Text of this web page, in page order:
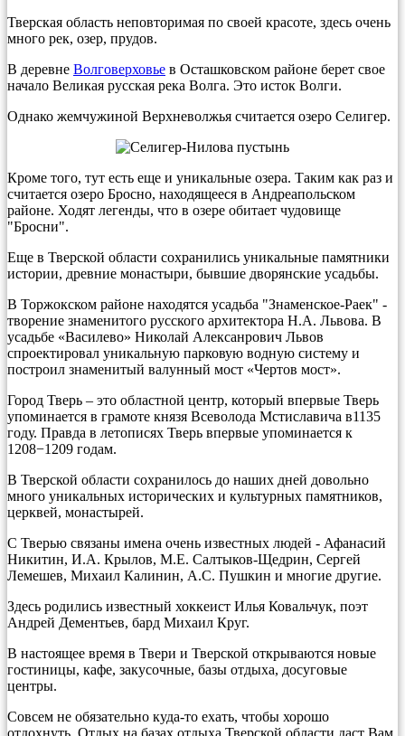
Тверская область неповторимая по своей красоте, здесь очень
много рек, озер, прудов.
В деревне Волговерховье в Осташковском районе берет свое
начало Великая русская река Волга. Это исток Волги.
Однако жемчужиной Верхневолжья считается озеро Селигер.
Кроме того, тут есть еще и уникальные озера. Таким как раз и
считается озеро Бросно, находящееся в Андреапольском
районе. Ходят легенды, что в озере обитает чудовище
"Бросни".
Еще в Тверской области сохранились уникальные памятники
истории, древние монастыри, бывшие дворянские усадьбы.
В Торжокском районе находятся усадьба "Знаменское-Раек" -
творение знаменитого русского архитектора Н.А. Львова. В
усадьбе «Василево» Николай Алексанрович Львов
спроектировал уникальную парковую водную систему и
построил знаменитый валунный мост «Чертов мост».
Город Тверь – это областной центр, который впервые Тверь
упоминается в грамоте князя Всеволода Мстиславича в1135
году. Правда в летописях Тверь впервые упоминается к
1208−1209 годам.
В Тверской области сохранилось до наших дней довольно
много уникальных исторических и культурных памятников,
церквей, монастырей.
С Тверью связаны имена очень известных людей - Афанасий
Никитин, И.А. Крылов, М.Е. Салтыков-Щедрин, Сергей
Лемешев, Михаил Калинин, А.С. Пушкин и многие другие.
Здесь родились известный хоккеист Илья Ковальчук, поэт
Андрей Дементьев, бард Михаил Круг.
В настоящее время в Твери и Тверской открываются новые
гостиницы, кафе, закусочные, базы отдыха, досуговые
центры.
Совсем не обязательно куда-то ехать, чтобы хорошо
отдохнуть. Отдых на базах отдыха Тверской области даст Вам